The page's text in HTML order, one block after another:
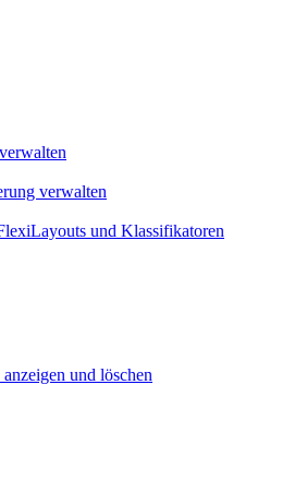
verwalten
und Klassifikatoren
und löschen